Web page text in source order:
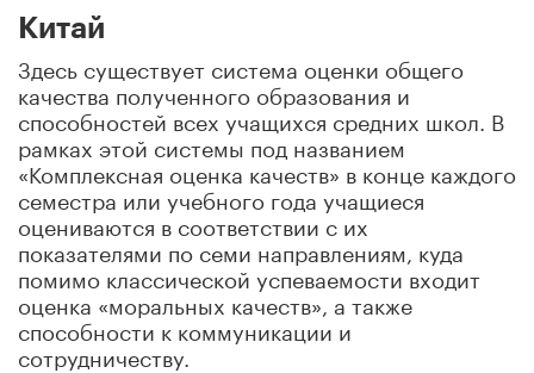
Китай
Здесь существует система оценки общего
качества полученного образования и
способностей всех учащихся средних школ. В
рамках этой системы под названием
«Комплексная оценка качеств» в конце каждого
семестра или учебного года учащиеся
оцениваются в соответствии с их
показателями по семи направлениям, куда
помимо классической успеваемости входит
оценка «моральных качеств», а также
способности к коммуникации и
сотрудничеству.